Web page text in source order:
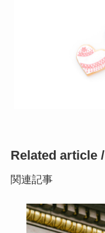
Related article /
関連記事